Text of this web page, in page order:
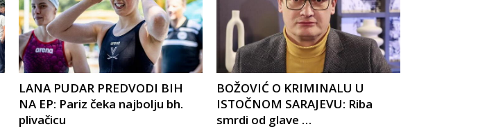
LANA PUDAR PREDVODI BIH
NA EP: Pariz čeka najbolju bh.
plivačicu
BOŽOVIĆ O KRIMINALU U
ISTOČNOM SARAJEVU: Riba
smrdi od glave …